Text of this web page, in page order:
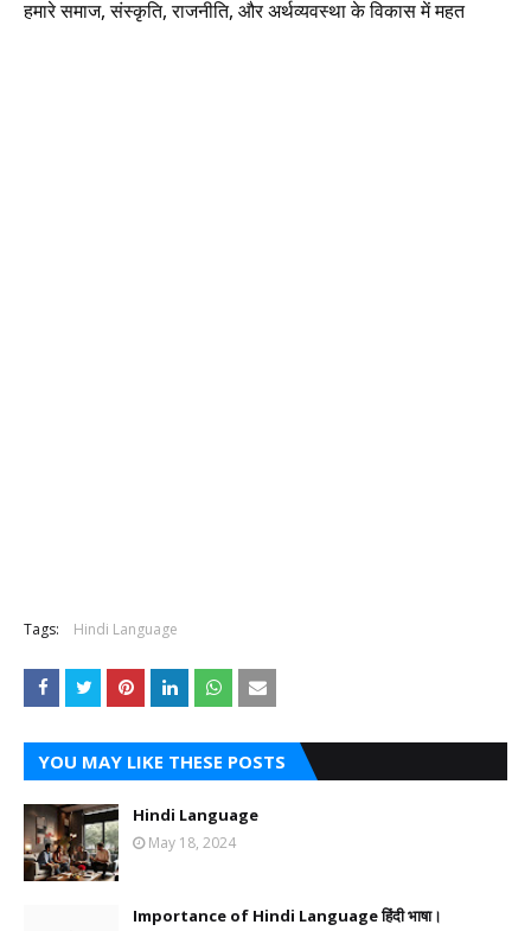
हमारे समाज, संस्कृति, राजनीति, और अर्थव्यवस्था के विकास में महत
Tags: Hindi Language
YOU MAY LIKE THESE POSTS
Hindi Language
May 18, 2024
Importance of Hindi Language हिंदी भाषा।